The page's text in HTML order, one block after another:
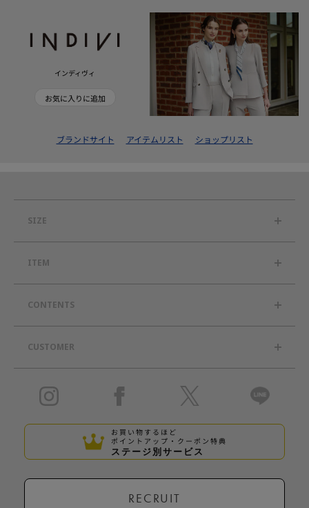
インディヴィ
お気に入りに追加
ブランドサイト アイテムリスト ショップリスト
SIZE
ITEM
CONTENTS
CUSTOMER
お買い物するほど
ポイントアップ・クーポン特典
ステージ別サービス
RECRUIT